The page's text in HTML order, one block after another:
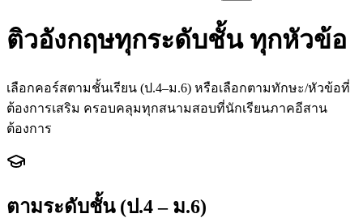
ติวอังกฤษทุกระดับชั้น ทุกหัวข้อ
เลือกคอร์สตามชั้นเรียน (ป.4–ม.6) หรือเลือกตามทักษะ/หัวข้อที่
ต้องการเสริม ครอบคลุมทุกสนามสอบที่นักเรียนภาคอีสาน
ต้องการ
ตามระดับชั้น (ป.4 – ม.6)